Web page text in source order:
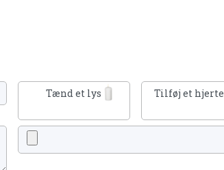
Tænd et lys Tilføj et hjerte